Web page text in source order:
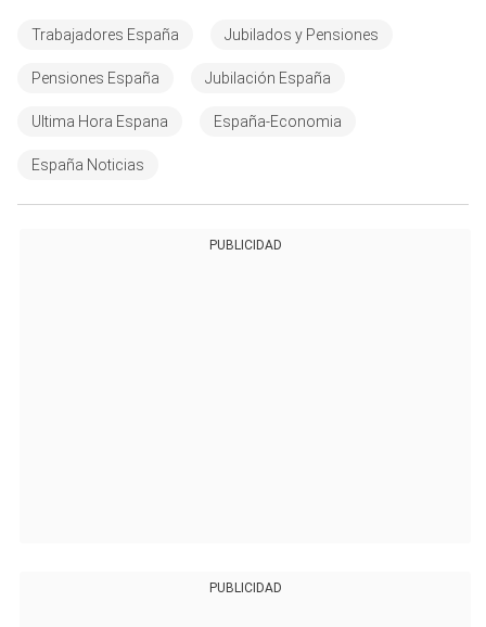
Trabajadores España Jubilados y Pensiones
Pensiones España Jubilación España
Ultima Hora Espana España-Economia
España Noticias
PUBLICIDAD
PUBLICIDAD